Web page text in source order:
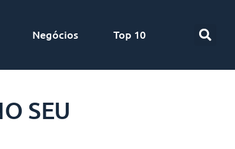
Negócios Top 10
SEU